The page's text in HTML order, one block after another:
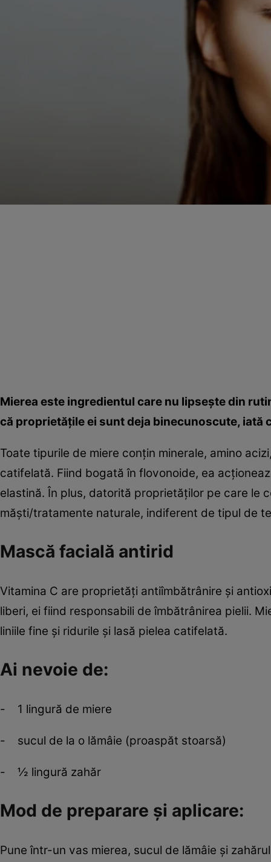
Mierea este ingredientul care nu lipseşte din
că proprietăţile ei sunt deja binecunoscute, iată
Toate tipurile de miere conţin minerale, amino
catifelată. Fiind bogată în flovonoide, ea
elastină. În plus, datorită proprietăţilor pe care le
măşti/tratamente naturale, indiferent de tipul de
Mască facială antirid
Vitamina C are proprietăţi antiîmbătrânire şi
liberi, ei fiind responsabili de îmbătrânirea pielii.
liniile fine şi ridurile şi lasă pielea catifelată.
Ai nevoie de:
- 1 lingură de miere
- sucul de la o lămâie (proaspăt stoarsă)
- ½ lingură zahăr
Mod de preparare şi aplicare:
Pune într-un vas mierea, sucul de lămâie şi